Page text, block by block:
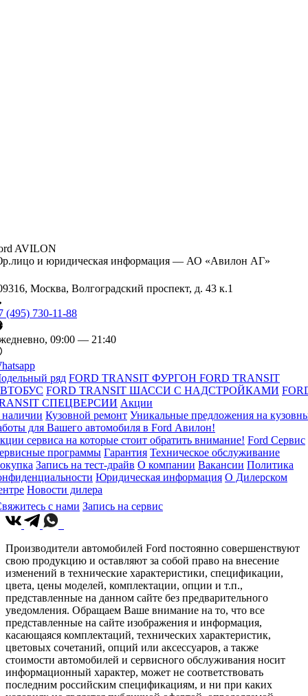
AVILON
и юридическая информация — АО «Авилон АГ»
Москва, Волгоградский проспект, д. 43 к.1
(495) 730-11-88
09:00 — 21:40
ряд FORD TRANSIT ФУРГОН FORD TRANSIT
FORD TRANSIT ШАССИ С НАДСТРОЙКАМИ
СПЕЦВЕРСИИ Акции
Кузовной ремонт Уникальные предложения на
для Вашего автомобиля в Ford Авилон!
сервиса на которые стоит обратить внимание! Ford Сервис
программы Гарантия Техническое обслуживание
Запись на тест-драйв О компании Вакансии Политика
Юридическая информация О Дилерском
Новости дилера
с нами Запись на сервис
Производители автомобилей Ford постоянно совершенствуют
свою продукцию и оставляют за собой право на внесение
изменений в технические характеристики, спецификации,
цвета, цены моделей, комплектации, опции и т.п.,
представленные на данном сайте без предварительного
уведомления. Обращаем Ваше внимание на то, что все
представленные на сайте изображения и информация,
касающаяся комплектаций, технических характеристик,
цветовых сочетаний, опций или аксессуаров, а также
стоимости автомобилей и сервисного обслуживания носит
информационный характер, может не соответствовать
последним российским спецификациям, и ни при каких